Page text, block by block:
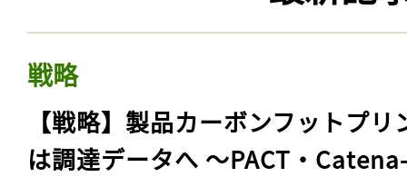
戦略
【戦略】製品カーボンフットプリ
は調達データへ 〜PACT・